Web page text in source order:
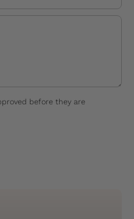
before they are